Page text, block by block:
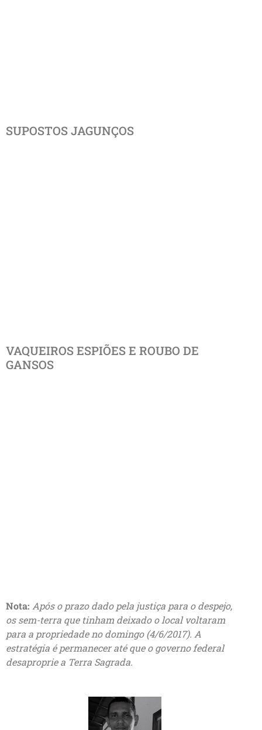
SUPOSTOS JAGUNÇOS
VAQUEIROS ESPIÕES E ROUBO DE
GANSOS
Nota: Após o prazo dado pela justiça para o despejo,
os sem-terra que tinham deixado o local voltaram
para a propriedade no domingo (4/6/2017). A
estratégia é permanecer até que o governo federal
desaproprie a Terra Sagrada.